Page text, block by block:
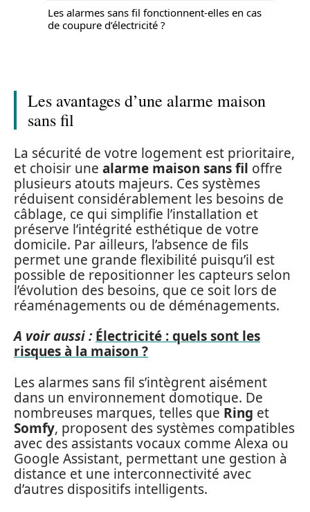
Les alarmes sans fil fonctionnent-elles en cas
de coupure d’électricité ?
Les avantages d’une alarme maison
sans fil
La sécurité de votre logement est prioritaire,
et choisir une alarme maison sans fil offre
plusieurs atouts majeurs. Ces systèmes
réduisent considérablement les besoins de
câblage, ce qui simplifie l’installation et
préserve l’intégrité esthétique de votre
domicile. Par ailleurs, l’absence de fils
permet une grande flexibilité puisqu’il est
possible de repositionner les capteurs selon
l’évolution des besoins, que ce soit lors de
réaménagements ou de déménagements.
A voir aussi : Électricité : quels sont les
risques à la maison ?
Les alarmes sans fil s’intègrent aisément
dans un environnement domotique. De
nombreuses marques, telles que Ring et
Somfy, proposent des systèmes compatibles
avec des assistants vocaux comme Alexa ou
Google Assistant, permettant une gestion à
distance et une interconnectivité avec
d’autres dispositifs intelligents.